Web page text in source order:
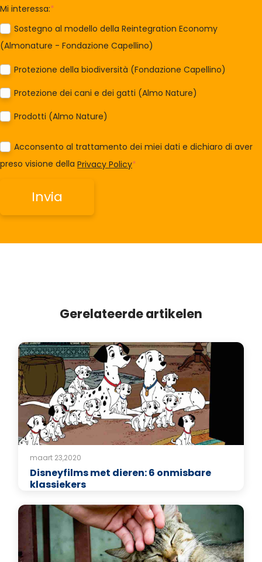
Mi interessa:*
Sostegno al modello della Reintegration Economy
(Almonature - Fondazione Capellino)
Protezione della biodiversità (Fondazione Capellino)
Protezione dei cani e dei gatti (Almo Nature)
Prodotti (Almo Nature)
Acconsento al trattamento dei miei dati e dichiaro di aver
preso visione della Privacy Policy*
Gerelateerde artikelen
maart 23,2020
Disneyfilms met dieren: 6 onmisbare
klassiekers